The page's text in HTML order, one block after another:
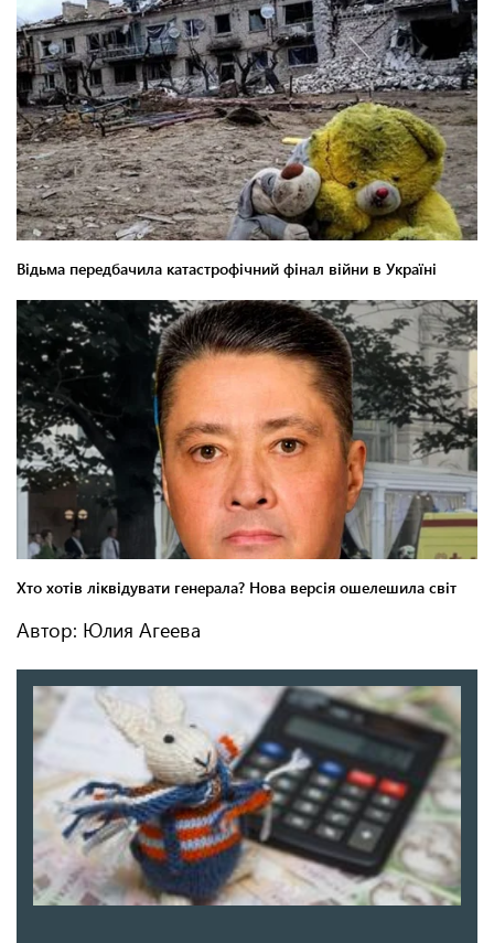
Автор: Юлия Агеева